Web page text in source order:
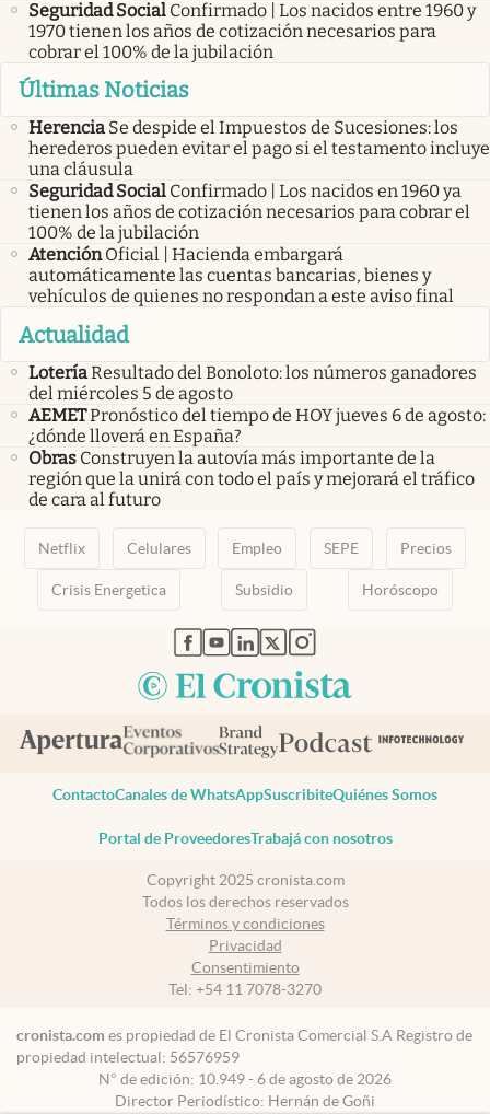
Seguridad Social Confirmado | Los nacidos entre 1960 y
1970 tienen los años de cotización necesarios para
cobrar el 100% de la jubilación
Últimas Noticias
Herencia Se despide el Impuestos de Sucesiones: los
herederos pueden evitar el pago si el testamento incluye
una cláusula
Seguridad Social Confirmado | Los nacidos en 1960 ya
tienen los años de cotización necesarios para cobrar el
100% de la jubilación
Atención Oficial | Hacienda embargará
automáticamente las cuentas bancarias, bienes y
vehículos de quienes no respondan a este aviso final
Actualidad
LoteríaResultado del Bonoloto: los números ganadores
del miércoles 5 de agosto
AEMETPronóstico del tiempo de HOY jueves 6 de agosto:
¿dónde lloverá en España?
Obras Construyen la autovía más importante de la
región que la unirá con todo el país y mejorará el tráfico
de cara al futuro
Netflix Celulares Empleo SEPE Precios
Crisis Energetica Subsidio Horóscopo
abre en nueva pestaña
abre en nueva pestaña
abre en nueva pestaña
abre en nueva pestaña
abre en nueva pestaña
ContactoCanales de WhatsAppSuscribiteQuiénes Somos
Portal de ProveedoresTrabajá con nosotros
Copyright 2025 cronista.com
Todos los derechos reservados
Términos y condiciones
Privacidad
Consentimiento
Tel: +54 11 7078-3270
cronista.com es propiedad de El Cronista Comercial S.A Registro de
propiedad intelectual: 56576959
N° de edición: 10.949 - 6 de agosto de 2026
Director Periodístico: Hernán de Goñi